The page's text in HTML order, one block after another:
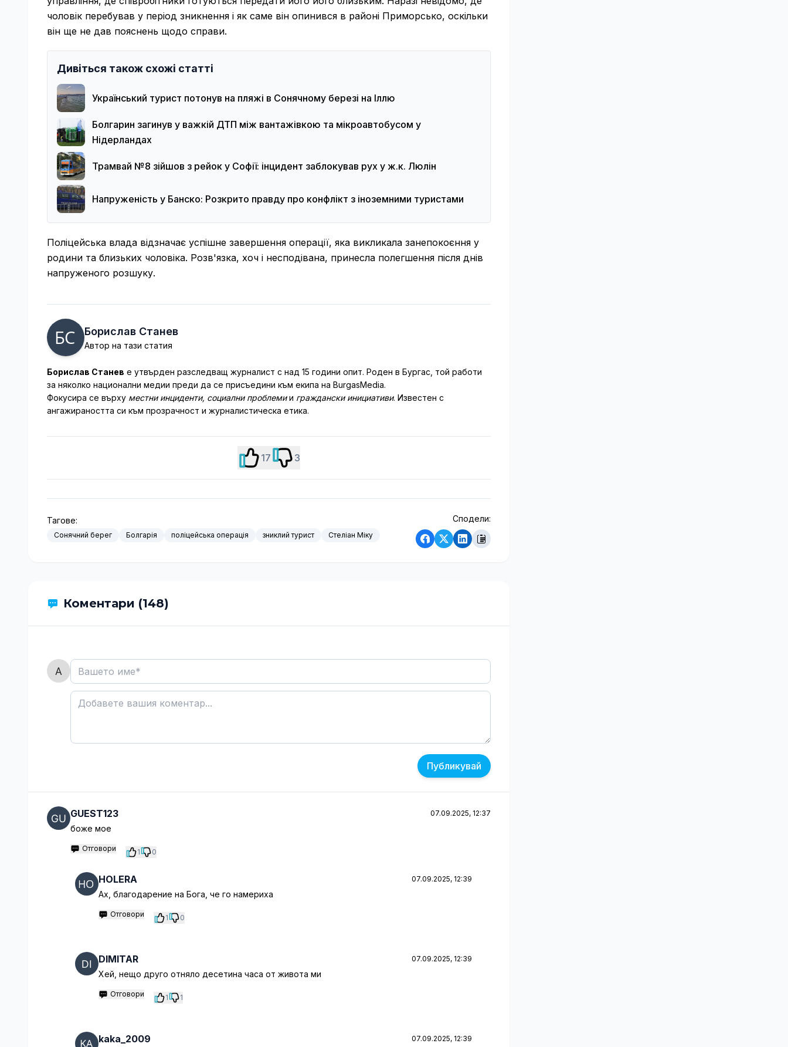
чоловік перебував у період зникнення і як саме він опинився в районі Приморсько, оскільки
він ще не дав пояснень щодо справи.
Дивіться також схожі статті
Український турист потонув на пляжі в Сонячному березі на Іллю
Болгарин загинув у важкій ДТП між вантажівкою та мікроавтобусом у
Нідерландах
Трамвай №8 зійшов з рейок у Софії: інцидент заблокував рух у ж.к. Люлін
Напруженість у Банско: Розкрито правду про конфлікт з іноземними туристами
Поліцейська влада відзначає успішне завершення операції, яка викликала занепокоєння у
родини та близьких чоловіка. Розв'язка, хоч і несподівана, принесла полегшення після днів
напруженого розшуку.
Борислав Станев
Автор на тази статия
Борислав Станев е утвърден разследващ журналист с над 15 години опит. Роден в Бургас, той работи
за няколко национални медии преди да се присъедини към екипа на BurgasMedia.
Фокусира се върху местни инциденти, социални проблемии граждански инициативи. Известен с
ангажираността си към прозрачност и журналистическа етика.
17 3
Тагове:
Сонячний берег Болгарія поліцейська операція зниклий турист Стеліан Міку
Сподели:
Коментари (148)
Публикувай
GUEST123 07.09.2025, 12:37
боже мое
Отговори 1 0
HOLERA 07.09.2025, 12:39
Ах, благодарение на Бога, че го намериха
Отговори 1 0
DIMITAR 07.09.2025, 12:39
Хей, нещо друго отняло десетина часа от живота ми
Отговори 1 1
kaka_2009 07.09.2025, 12:39